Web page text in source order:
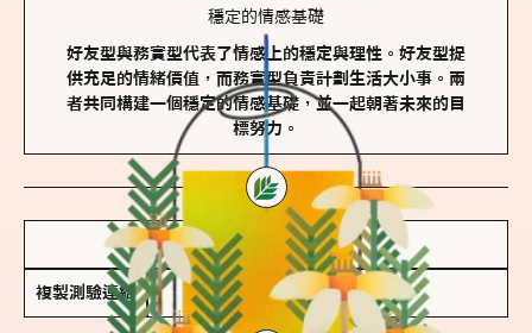
穩定的情感基礎
好友型與務實型代表了情感上的穩定與理性。好友型提
供充足的情緒價值，而務實型負責計劃生活大小事。兩
者共同構建一個穩定的情感基礎，並一起朝著未來的目
標努力。
儲存我的結果圖
複製測驗連結 查看香氛類型全解析 >>>